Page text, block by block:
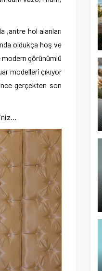
,antre hol alanları
oldukça hoş ve
görünümlü
modelleri çıkıyor
gerçekten son